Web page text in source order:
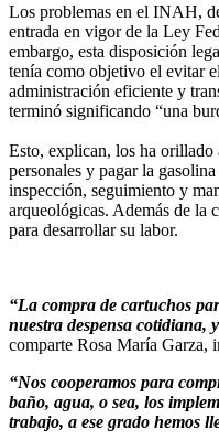
Los problemas en el INAH,
entrada en vigor de la Ley
embargo, esta disposición
tenía como objetivo el evitar
administración eficiente y
terminó significando “una
Esto, explican, los ha orillado
personales y pagar la
inspección, seguimiento y
arqueológicas. Además de la
para desarrollar su labor.
“La compra de cartuchos
nuestra despensa cotidiana,
comparte Rosa María
“Nos cooperamos para
baño, agua, o sea, los
trabajo, a ese grado hemos